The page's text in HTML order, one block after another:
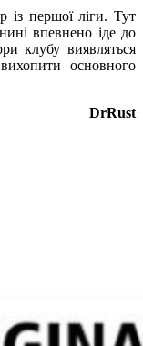
із першої ліги. Тут
впевнено іде до
клубу виявляться
основного
DrRust